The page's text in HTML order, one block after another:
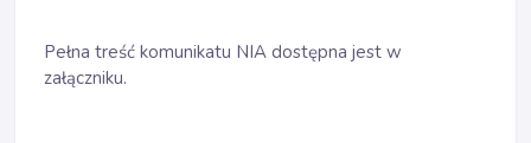
Pełna treść komunikatu NIA dostępna jest w
załączniku.